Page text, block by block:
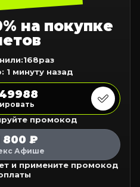
на покупке
168раз
1 минуту назад
промокод
800 ₽
Афише
и примените промокод